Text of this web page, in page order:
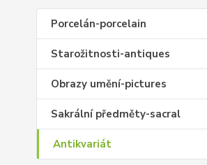
Porcelán-porcelain
Starožitnosti-antiques
Obrazy umění-pictures
Sakrální předměty-sacral
Antikvariát